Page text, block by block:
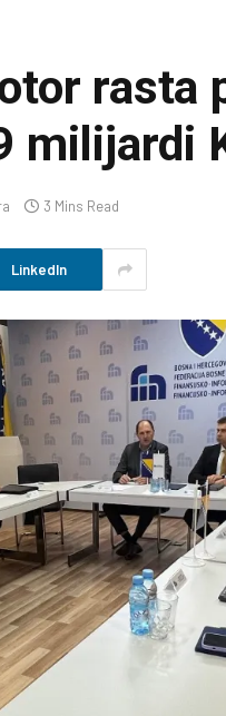
rasta
milijardi
3 Mins Read
LinkedIn